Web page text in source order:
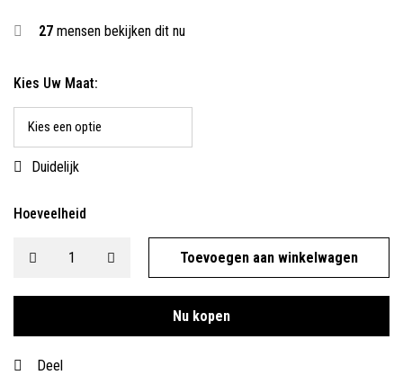
27 mensen bekijken dit nu
Kies Uw Maat:
Duidelijk
Hoeveelheid
Toevoegen aan winkelwagen
Nu kopen
Deel